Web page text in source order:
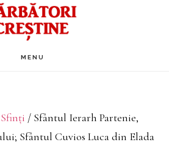
MENU
Sfinți /Sfântul Ierarh Partenie,
Sfântul Cuvios Luca din Elada